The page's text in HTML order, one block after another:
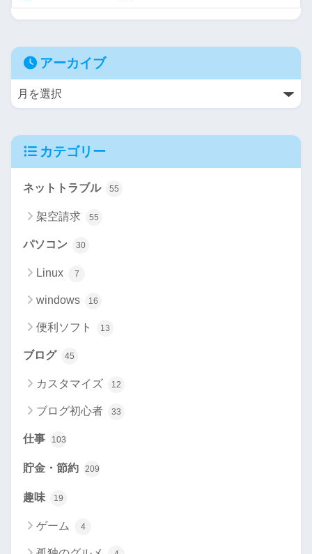
アーカイブ
カテゴリー
ネットトラブル 55
架空請求 55
パソコン 30
Linux 7
windows 16
便利ソフト 13
ブログ 45
カスタマイズ 12
ブログ初心者 33
仕事 103
貯金・節約 209
趣味 19
ゲーム 4